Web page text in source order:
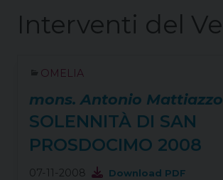
OMELIA
mons. Antonio Mattiazzo
SOLENNITÀ DI SAN
PROSDOCIMO 2008
07-11-2008 Download PDF